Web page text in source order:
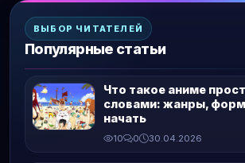
ВЫБОР ЧИТАТЕЛЕЙ
Популярные статьи
Что такое аниме
словами: жанры,
начать
10 0 30.04.2026